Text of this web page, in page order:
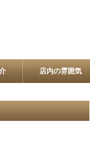
店内の雰囲気